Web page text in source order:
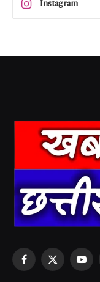
Instagram
Facebook
X